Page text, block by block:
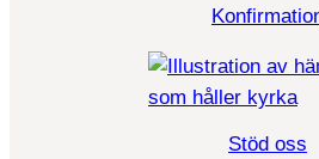
Stöd oss